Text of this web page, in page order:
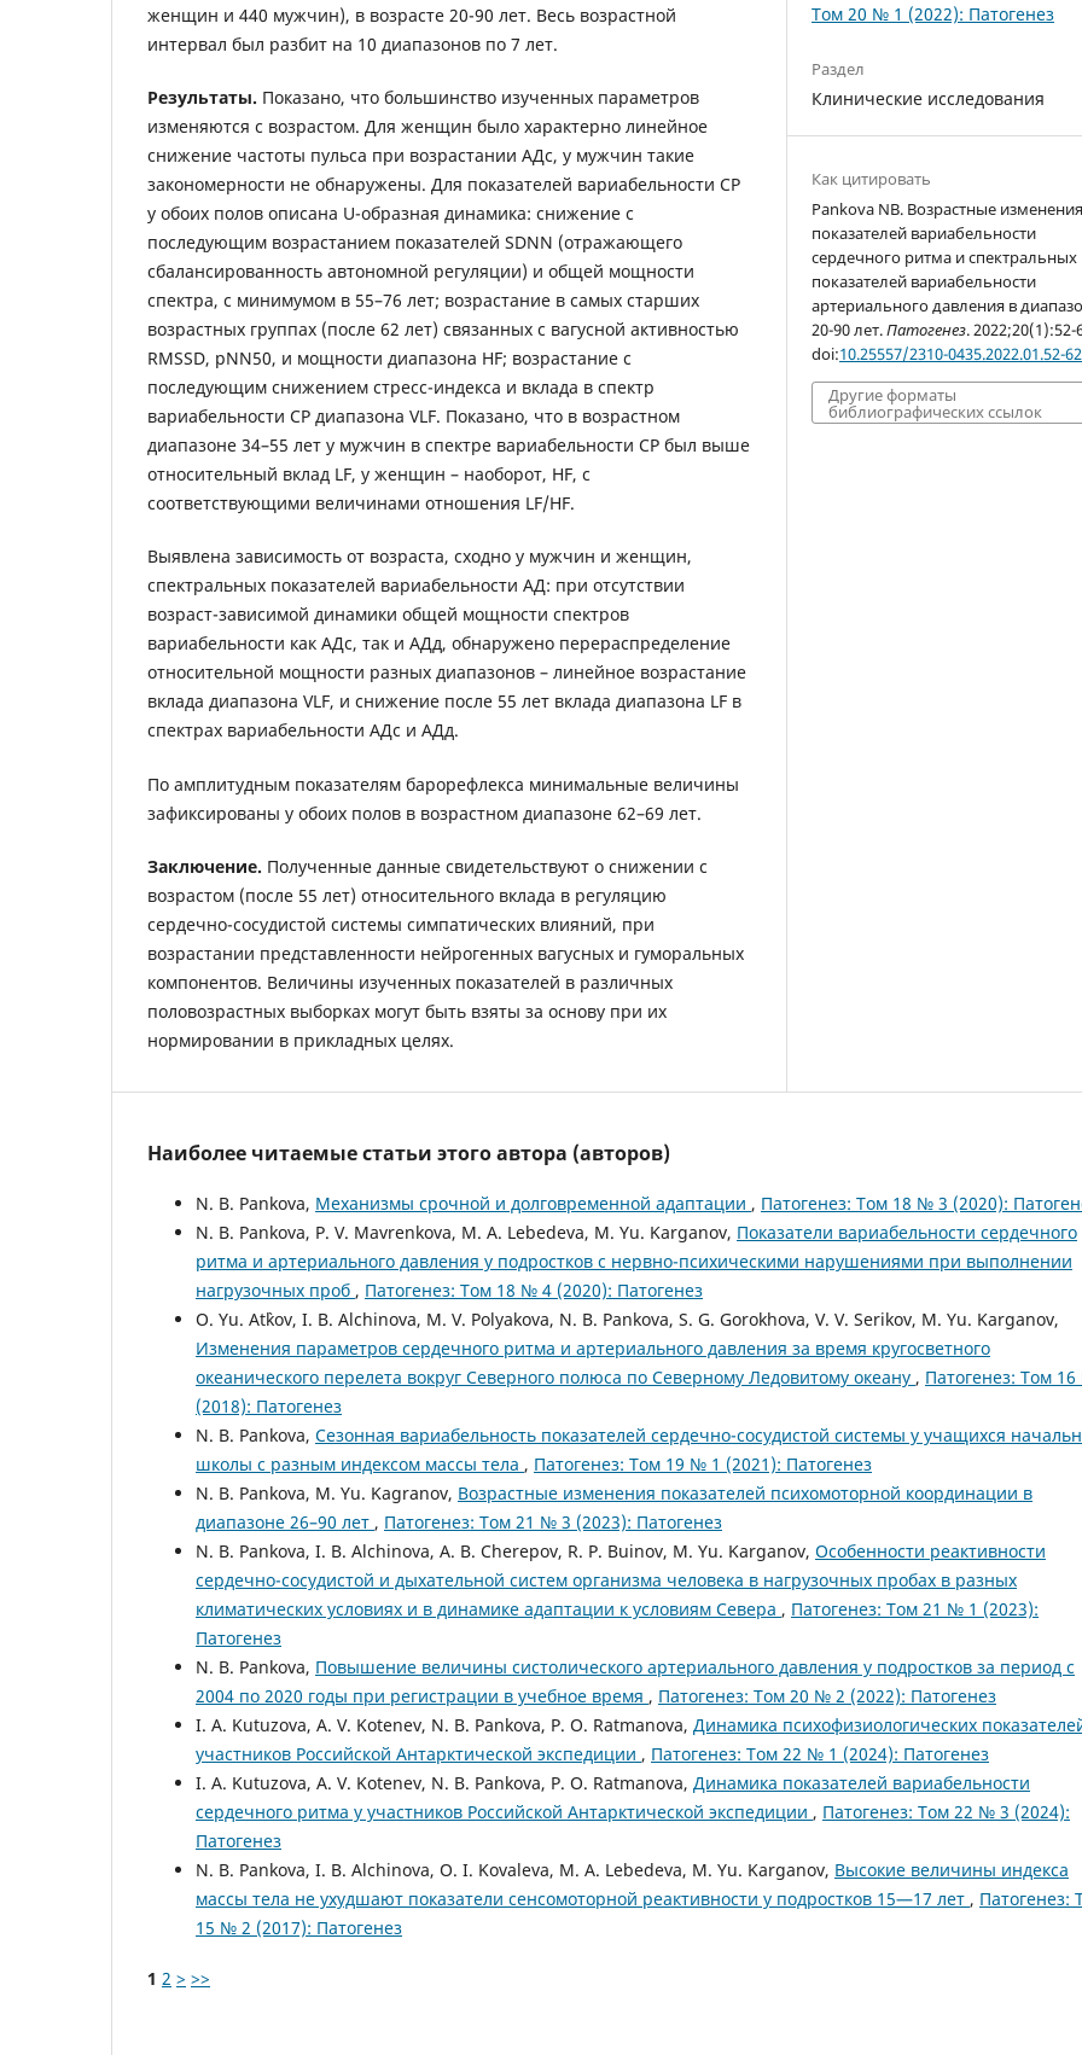
женщин и 440 мужчин), в возрасте 20-90 лет. Весь возрастной
интервал был разбит на 10 диапазонов по 7 лет.
Результаты. Показано, что большинство изученных параметров
изменяются с возрастом. Для женщин было характерно линейное
снижение частоты пульса при возрастании АДс, у мужчин такие
закономерности не обнаружены. Для показателей вариабельности СР
у обоих полов описана U-образная динамика: снижение с
последующим возрастанием показателей SDNN (отражающего
сбалансированность автономной регуляции) и общей мощности
спектра, с минимумом в 55–76 лет; возрастание в самых старших
возрастных группах (после 62 лет) связанных с вагусной активностью
RMSSD, pNN50, и мощности диапазона HF; возрастание с
последующим снижением стресс-индекса и вклада в спектр
вариабельности СР диапазона VLF. Показано, что в возрастном
диапазоне 34–55 лет у мужчин в спектре вариабельности СР был выше
относительный вклад LF, у женщин – наоборот, HF, с
соответствующими величинами отношения LF/HF.
Выявлена зависимость от возраста, сходно у мужчин и женщин,
спектральных показателей вариабельности АД: при отсутствии
возраст-зависимой динамики общей мощности спектров
вариабельности как АДс, так и АДд, обнаружено перераспределение
относительной мощности разных диапазонов – линейное возрастание
вклада диапазона VLF, и снижение после 55 лет вклада диапазона LF в
спектрах вариабельности АДс и АДд.
По амплитудным показателям барорефлекса минимальные величины
зафиксированы у обоих полов в возрастном диапазоне 62–69 лет.
Заключение. Полученные данные свидетельствуют о снижении с
возрастом (после 55 лет) относительного вклада в регуляцию
сердечно-сосудистой системы симпатических влияний, при
возрастании представленности нейрогенных вагусных и гуморальных
компонентов. Величины изученных показателей в различных
половозрастных выборках могут быть взяты за основу при их
нормировании в прикладных целях.
Том 20 № 1 (2022): Патогенез
Раздел
Клинические исследования
Как цитировать
Pankova NB. Возрастные изменения
показателей вариабельности
сердечного ритма и спектральных
показателей вариабельности
артериального давления в
20-90 лет.Патогенез. 2022;20(1):52-
doi:10.25557/2310-0435.2022.01.52-62
Другие форматы
библиографических ссылок
Наиболее читаемые статьи этого автора (авторов)
N. B. Pankova, Механизмы срочной и долговременной адаптации , Патогенез: Том 18 № 3 (2020):
N. B. Pankova, P. V. Mavrenkova, M. A. Lebedeva, M. Yu. Karganov, Показатели вариабельности сердечного
ритма и артериального давления у подростков с нервно-психическими нарушениями при выполнении
нагрузочных проб , Патогенез: Том 18 № 4 (2020): Патогенез
O. Yu. At`kov, I. B. Alchinova, M. V. Polyakova, N. B. Pankova, S. G. Gorokhova, V. V. Serikov, M. Yu. Karganov,
Изменения параметров сердечного ритма и артериального давления за время кругосветного
океанического перелета вокруг Северного полюса по Северному Ледовитому океану , Патогенез: Том
(2018): Патогенез
N. B. Pankova, Сезонная вариабельность показателей сердечно-сосудистой системы у учащихся
школы с разным индексом массы тела , Патогенез: Том 19 № 1 (2021): Патогенез
N. B. Pankova, M. Yu. Kagranov, Возрастные изменения показателей психомоторной координации в
диапазоне 26–90 лет , Патогенез: Том 21 № 3 (2023): Патогенез
N. B. Pankova, I. B. Alchinova, A. B. Cherepov, R. P. Buinov, M. Yu. Karganov, Особенности реактивности
сердечно-сосудистой и дыхательной систем организма человека в нагрузочных пробах в разных
климатических условиях и в динамике адаптации к условиям Севера , Патогенез: Том 21 № 1 (2023):
Патогенез
N. B. Pankova, Повышение величины систолического артериального давления у подростков за период с
2004 по 2020 годы при регистрации в учебное время , Патогенез: Том 20 № 2 (2022): Патогенез
I. A. Kutuzova, A. V. Kotenev, N. B. Pankova, P. O. Ratmanova, Динамика психофизиологических
участников Российской Антарктической экспедиции , Патогенез: Том 22 № 1 (2024): Патогенез
I. A. Kutuzova, A. V. Kotenev, N. B. Pankova, P. O. Ratmanova, Динамика показателей вариабельности
сердечного ритма у участников Российской Антарктической экспедиции , Патогенез: Том 22 № 3 (2024):
Патогенез
N. B. Pankova, I. B. Alchinova, O. I. Kovaleva, M. A. Lebedeva, M. Yu. Karganov, Высокие величины индекса
массы тела не ухудшают показатели сенсомоторной реактивности у подростков 15—17 лет , Патогенез:
15 № 2 (2017): Патогенез
1 2 > >>